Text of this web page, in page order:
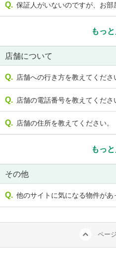
保証人がいないのですが、お部
もっ
店舗について
店舗への行き方を教えてくださ
店舗の電話番号を教えてくださ
店舗の住所を教えてください。
もっ
その他
他のサイトに気になる物件があ
ペー